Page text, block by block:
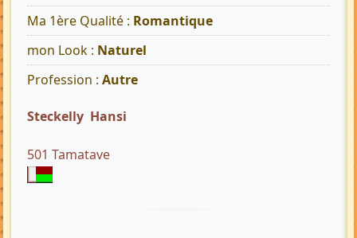
Ma 1ère Qualité : Romantique
mon Look : Naturel
Profession : Autre
Steckelly Hansi
501 Tamatave